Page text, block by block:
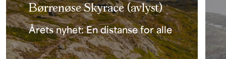
Børrenøse Skyrace (avlyst)
Årets nyhet: En distanse for alle